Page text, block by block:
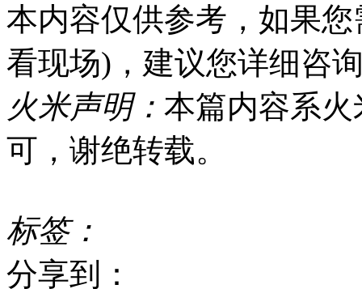
本内容仅供参考，如果
看现场)，建议您详细咨
火米声明： 本篇内容系
可，谢绝转载。
标签：
分享到：